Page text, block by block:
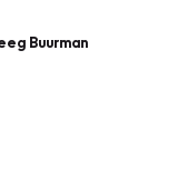
Buurman